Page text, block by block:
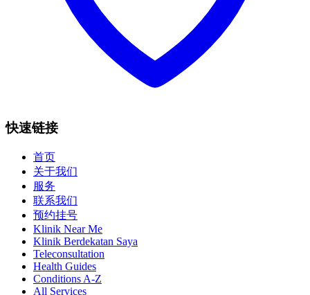
快速链接
首页
关于我们
服务
联系我们
预约挂号
Klinik Near Me
Klinik Berdekatan Saya
Teleconsultation
Health Guides
Conditions A-Z
All Services